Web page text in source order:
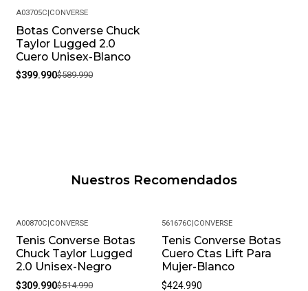
-32%
A03705C CONVERSE
Botas Converse Chuck
Taylor Lugged 2.0
Cuero Unisex-Blanco
$399.990$589.990
Nuestros Recomendados
-40%
A00870C|CONVERSE
Tenis Converse Botas
Chuck Taylor Lugged
2.0 Unisex-Negro
$309.990$514.990
561676C|CONVERSE
Tenis Converse Botas
Cuero Ctas Lift Para
Mujer-Blanco
$424.990